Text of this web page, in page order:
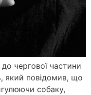
чергової частини
який повідомив, що
собаку,